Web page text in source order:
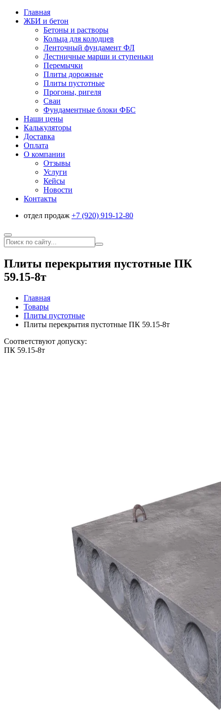
Главная
ЖБИ и бетон
Бетоны и растворы
Кольца для колодцев
Ленточный фундамент ФЛ
Лестничные марши и ступеньки
Перемычки
Плиты дорожные
Плиты пустотные
Прогоны, ригеля
Сваи
Фундаментные блоки ФБС
Наши цены
Калькуляторы
Доставка
Оплата
О компании
Отзывы
Услуги
Кейсы
Новости
Контакты
отдел продаж +7 (920) 919-12-80
Плиты перекрытия пустотные ПК
59.15-8т
Главная
Товары
Плиты пустотные
Плиты перекрытия пустотные ПК 59.15-8т
Соответствуют допуску:
ПК 59.15-8т